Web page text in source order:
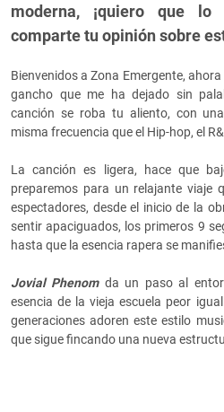
moderna, ¡quiero que
comparte tu opinión sobre
Bienvenidos a Zona Emergente, ahora
gancho que me ha dejado sin
canción se roba tu aliento, con
misma frecuencia que el Hip-hop, el
La canción es ligera, hace que
preparemos para un relajante viaje
espectadores, desde el inicio de la
sentir apaciguados, los primeros 9
hasta que la esencia rapera se
Jovial Phenom da un paso al
esencia de la vieja escuela peor
generaciones adoren este estilo
que sigue fincando una nueva